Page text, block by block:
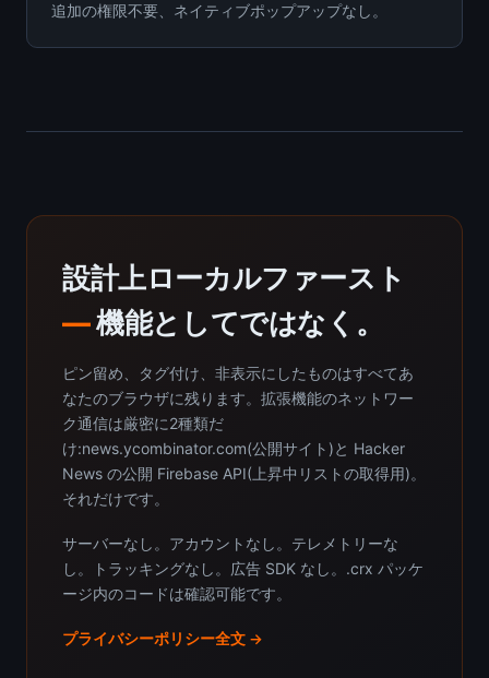
追加の権限不要、ネイティブポップアップなし。
設計上ローカルファースト
—機能としてではなく。
ピン留め、タグ付け、非表示にしたものはすべてあ
なたのブラウザに残ります。拡張機能のネットワー
ク通信は厳密に2種類だ
け:news.ycombinator.com(公開サイト)と Hacker
News の公開 Firebase API(上昇中リストの取得用)。
それだけです。
サーバーなし。アカウントなし。テレメトリーな
し。トラッキングなし。広告 SDK なし。.crx パッケ
ージ内のコードは確認可能です。
プライバシーポリシー全文 →